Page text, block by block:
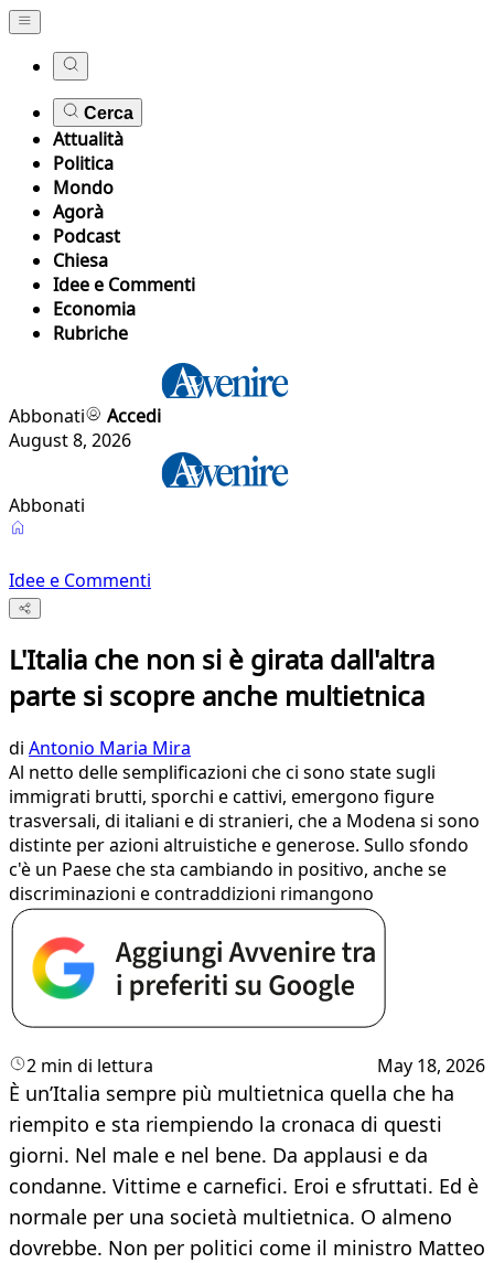
Cerca
Attualità
Politica
Mondo
Agorà
Podcast
Chiesa
Idee e Commenti
Economia
Rubriche
Abbonati
Accedi
August 8, 2026
Abbonati
Idee e Commenti
L'Italia che non si è girata dall'altra
parte si scopre anche multietnica
di Antonio Maria Mira
Al netto delle semplificazioni che ci sono state sugli
immigrati brutti, sporchi e cattivi, emergono figure
trasversali, di italiani e di stranieri, che a Modena si sono
distinte per azioni altruistiche e generose. Sullo sfondo
c'è un Paese che sta cambiando in positivo, anche se
discriminazioni e contraddizioni rimangono
2 min di lettura May 18, 2026
È un’Italia sempre più multietnica quella che ha
riempito e sta riempiendo la cronaca di questi
giorni. Nel male e nel bene. Da applausi e da
condanne. Vittime e carnefici. Eroi e sfruttati. Ed è
normale per una società multietnica. O almeno
dovrebbe. Non per politici come il ministro Matteo